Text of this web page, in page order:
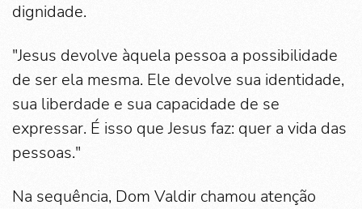
dignidade.
"Jesus devolve àquela pessoa a possibilidade
de ser ela mesma. Ele devolve sua identidade,
sua liberdade e sua capacidade de se
expressar. É isso que Jesus faz: quer a vida das
pessoas."
Na sequência, Dom Valdir chamou atenção